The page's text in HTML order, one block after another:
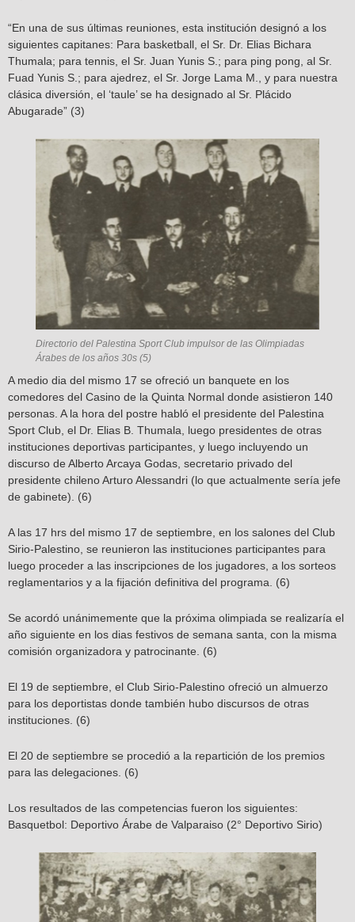
“En una de sus últimas reuniones, esta institución designó a los
siguientes capitanes: Para basketball, el Sr. Dr. Elias Bichara
Thumala; para tennis, el Sr. Juan Yunis S.; para ping pong, al Sr.
Fuad Yunis S.; para ajedrez, el Sr. Jorge Lama M., y para nuestra
clásica diversión, el ‘taule’ se ha designado al Sr. Plácido
Abugarade” (3)
Directorio del Palestina Sport Club impulsor de las Olimpiadas
Árabes de los años 30s (5)
A medio dia del mismo 17 se ofreció un banquete en los
comedores del Casino de la Quinta Normal donde asistieron 140
personas. A la hora del postre habló el presidente del Palestina
Sport Club, el Dr. Elias B. Thumala, luego presidentes de otras
instituciones deportivas participantes, y luego incluyendo un
discurso de Alberto Arcaya Godas, secretario privado del
presidente chileno Arturo Alessandri (lo que actualmente sería jefe
de gabinete). (6)
A las 17 hrs del mismo 17 de septiembre, en los salones del Club
Sirio-Palestino, se reunieron las instituciones participantes para
luego proceder a las inscripciones de los jugadores, a los sorteos
reglamentarios y a la fijación definitiva del programa. (6)
Se acordó unánimemente que la próxima olimpiada se realizaría el
año siguiente en los dias festivos de semana santa, con la misma
comisión organizadora y patrocinante. (6)
El 19 de septiembre, el Club Sirio-Palestino ofreció un almuerzo
para los deportistas donde también hubo discursos de otras
instituciones. (6)
El 20 de septiembre se procedió a la repartición de los premios
para las delegaciones. (6)
Los resultados de las competencias fueron los siguientes:
Basquetbol: Deportivo Árabe de Valparaiso (2° Deportivo Sirio)